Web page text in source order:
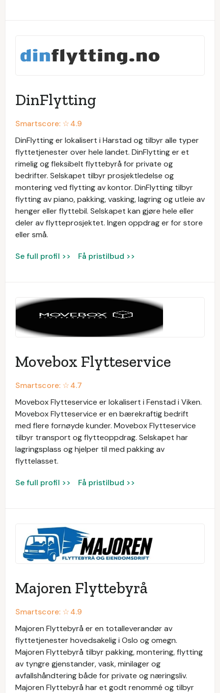
DinFlytting
Smartscore: ☆4.9
DinFlytting er lokalisert i Harstad og tilbyr alle typer
flyttetjenester over hele landet. DinFlytting er et
rimelig og fleksibelt flyttebyrå for private og
bedrifter. Selskapet tilbyr prosjektledelse og
montering ved flytting av kontor. DinFlytting tilbyr
flytting av piano, pakking, vasking, lagring og utleie av
henger eller flyttebil. Selskapet kan gjøre hele eller
deler av flytteprosjektet. Ingen oppdrag er for store
eller små.
Se full profil >> Få pristilbud >>
Movebox Flytteservice
Smartscore: ☆4.7
Movebox Flytteservice er lokalisert i Fenstad i Viken.
Movebox Flytteservice er en bærekraftig bedrift
med flere fornøyde kunder. Movebox Flytteservice
tilbyr transport og flytteoppdrag. Selskapet har
lagringsplass og hjelper til med pakking av
flyttelasset.
Se full profil >> Få pristilbud >>
Majoren Flyttebyrå
Smartscore: ☆4.9
Majoren Flyttebyrå er en totalleverandør av
flyttetjenester hovedsakelig i Oslo og omegn.
Majoren Flyttebyrå tilbyr pakking, montering, flytting
av tyngre gjenstander, vask, minilager og
avfallshåndtering både for private og næringsliv.
Majoren Flyttebyrå har et godt renommé og tilbyr